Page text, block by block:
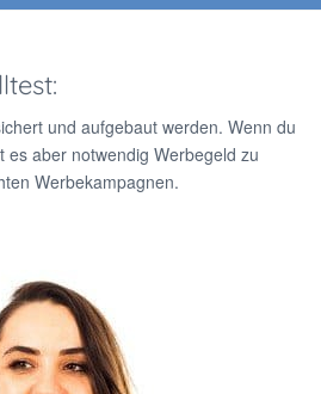
und aufgebaut werden. Wenn du
aber notwendig Werbegeld zu
Werbekampagnen.